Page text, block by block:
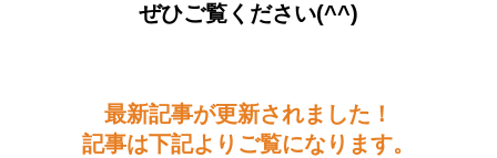
ぜひご覧ください(^^)
最新記事が更新されました！
記事は下記よりご覧になります。